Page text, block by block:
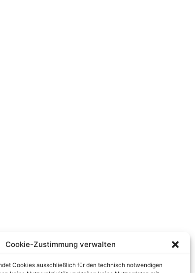
Cookie-Zustimmung verwalten
Cookies ausschließlich für den technisch notwendigen